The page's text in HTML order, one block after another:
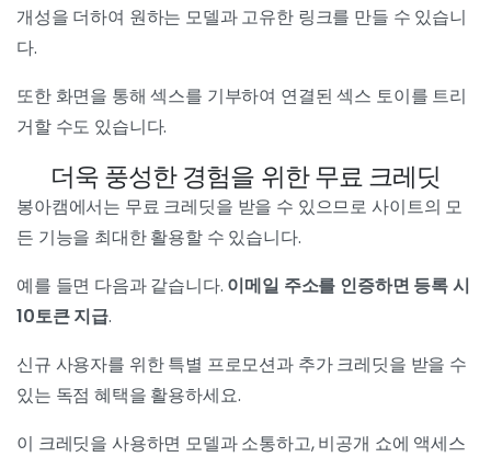
개성을 더하여 원하는 모델과 고유한 링크를 만들 수 있습니
다.
또한 화면을 통해 섹스를 기부하여 연결된 섹스 토이를 트리
거할 수도 있습니다.
더욱 풍성한 경험을 위한 무료 크레딧
봉아캠에서는 무료 크레딧을 받을 수 있으므로 사이트의 모
든 기능을 최대한 활용할 수 있습니다.
예를 들면 다음과 같습니다. 이메일 주소를 인증하면 등록 시
10토큰 지급.
신규 사용자를 위한 특별 프로모션과 추가 크레딧을 받을 수
있는 독점 혜택을 활용하세요.
이 크레딧을 사용하면 모델과 소통하고, 비공개 쇼에 액세스